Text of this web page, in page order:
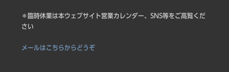
＊臨時休業は本ウェブサイト営業カレンダー、SNS等をご高覧くだ
さい
メールはこちらからどうぞ